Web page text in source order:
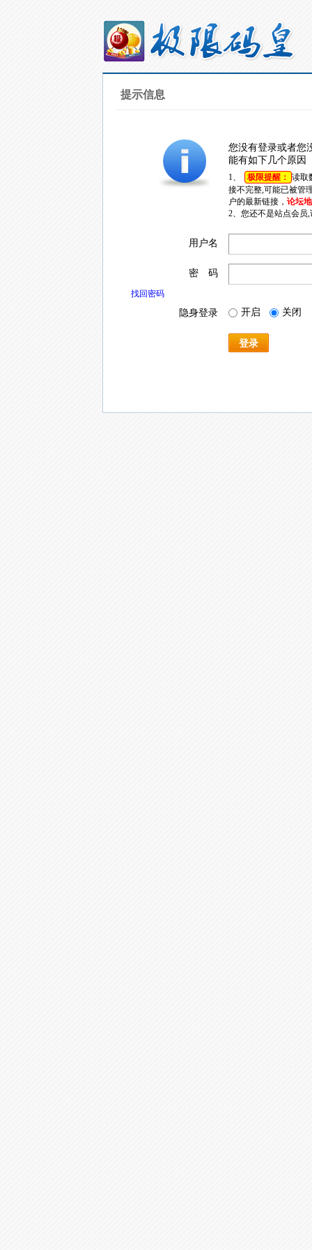
提示信息
您没有登录或者您
能有如下几个原因
1、 极限提醒： 读取
接不完整,可能已被管
户的最新链接， 论坛
2、您还不是站点会员
用户名
密 码
找回密码
隐身登录 开启 关闭
登录